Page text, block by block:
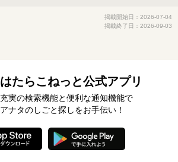
掲載開始日：2026-07-04
掲載終了日：2026-09-03
はたらこねっと公式アプリ
充実の検索機能と便利な通知機能で
アナタのしごと探しをお手伝い！